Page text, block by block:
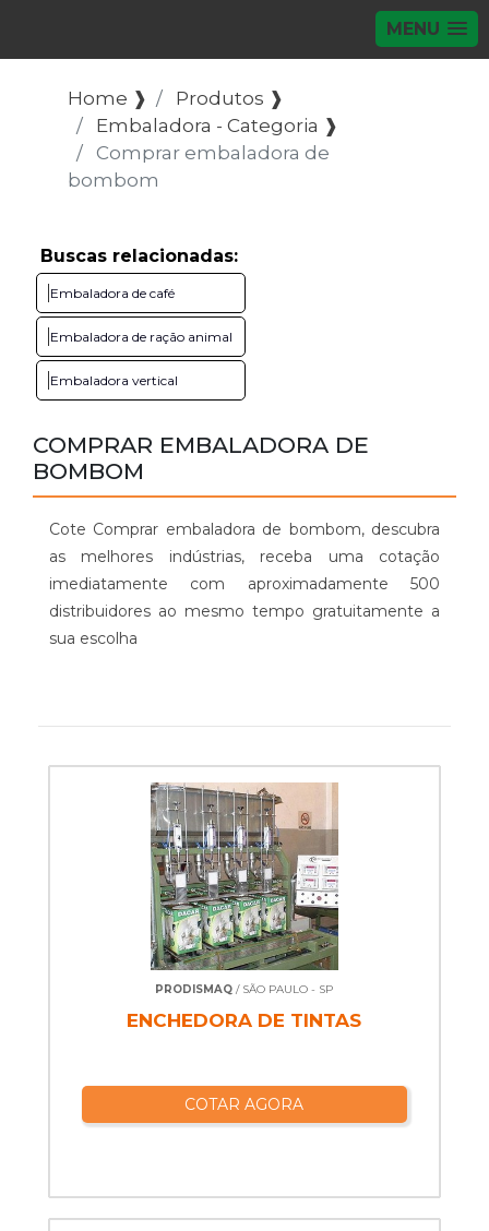
MENU
Home ❱
Produtos ❱
Embaladora - Categoria ❱
Comprar embaladora de
bombom
Buscas relacionadas:
Embaladora de café
Embaladora de ração animal
Embaladora vertical
COMPRAR EMBALADORA DE
BOMBOM
Cote Comprar embaladora de bombom, descubra
as melhores indústrias, receba uma cotação
imediatamente com aproximadamente 500
distribuidores ao mesmo tempo gratuitamente a
sua escolha
PRODISMAQ / SÃO PAULO - SP
ENCHEDORA DE TINTAS
COTAR AGORA